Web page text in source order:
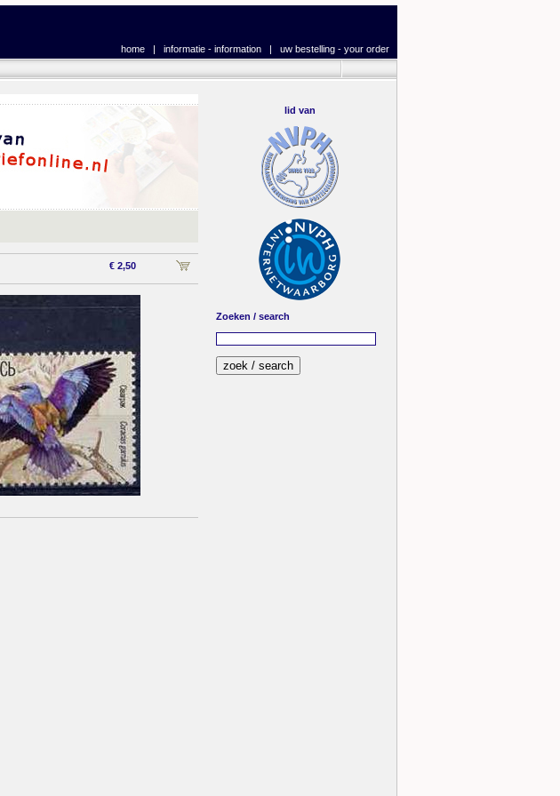
home | informatie - information | uw bestelling - your order
€ 2,50
lid van
Zoeken / search